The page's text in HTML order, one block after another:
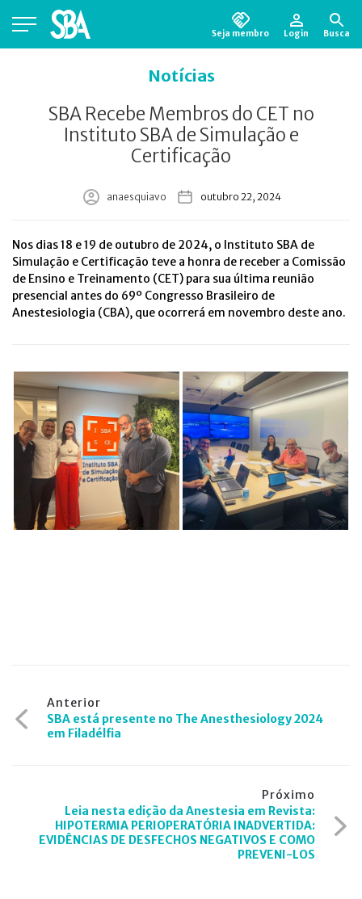
Seja membro Login Busca
Notícias
SBA Recebe Membros do CET no
Instituto SBA de Simulação e
Certificação
anaesquiavo outubro 22, 2024
Nos dias 18 e 19 de outubro de 2024, o Instituto SBA de
Simulação e Certificação teve a honra de receber a Comissão
de Ensino e Treinamento (CET) para sua última reunião
presencial antes do 69º Congresso Brasileiro de
Anestesiologia (CBA), que ocorrerá em novembro deste ano.
Navegação
de
Anterior
SBA está presente no The Anesthesiology 2024
em Filadélfia
Próximo
Leia nesta edição da Anestesia em Revista:
HIPOTERMIA PERIOPERATÓRIA INADVERTIDA:
EVIDÊNCIAS DE DESFECHOS NEGATIVOS E COMO
PREVENI-LOS